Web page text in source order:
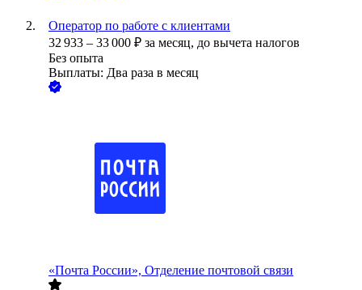
Оператор по работе с клиентами
32 933 – 33 000 ₽ за месяц, до вычета налогов
Без опыта
Выплаты: Два раза в месяц
«Почта России», Отделение почтовой связи